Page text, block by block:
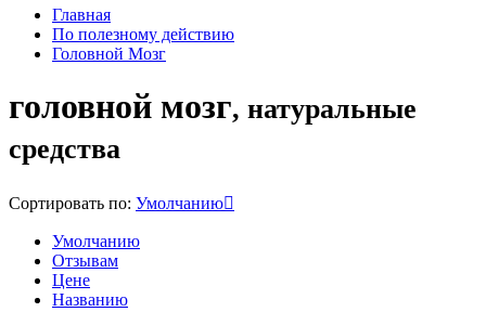
Главная
По полезному действию
Головной Мозг
головной мозг, натуральные
средства
Сортировать по: Умолчанию
Умолчанию
Отзывам
Цене
Названию